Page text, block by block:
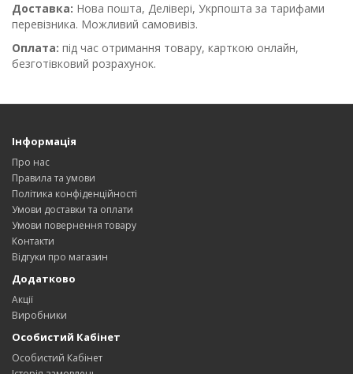
Доставка: Нова пошта, Делівері, Укрпошта за тарифами
перевізника. Можливий самовивіз.
Оплата: під час отримання товару, карткою онлайн,
безготівковий розрахунок.
Інформація
Про нас
Правила та умови
Політика конфіденційності
Умови доставки та оплати
Умови повернення товару
Контакти
Відгуки про магазин
Додатково
Акції
Виробники
Особистий Кабінет
Особистий Кабінет